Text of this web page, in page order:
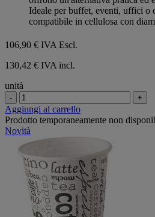
Ideale per buffet, eventi, uffici o
compatibile in cellulosa con
106,90 € IVA Escl.
130,42 € IVA incl.
unità
- +
Aggiungi al carrello
Prodotto temporaneamente non
Novità